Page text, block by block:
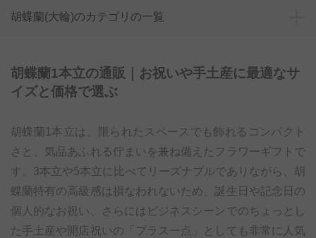
胡蝶蘭(大輪)のカテゴリの一覧
胡蝶蘭1本立の通販｜お祝いや手土産に最適なサ
イズと価格で選ぶ
胡蝶蘭1本立は、限られたスペースでも飾れるコンパクト
さと、気品あふれる佇まいを兼ね備えたフラワーギフトで
す。3本立や5本立に比べてリーズナブルでありながら、胡
蝶蘭特有の高級感は損なわれないため、誕生日や記念日の
個人的なお祝い、さらにはビジネスシーンでのちょっとし
た手土産や開店祝いの「プラス一点」としても非常に人気